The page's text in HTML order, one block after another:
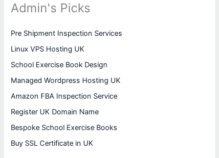
Admin's Picks
Pre Shipment Inspection Services
Linux VPS Hosting UK
School Exercise Book Design
Managed Wordpress Hosting UK
Amazon FBA Inspection Service
Register UK Domain Name
Bespoke School Exercise Books
Buy SSL Certificate in UK